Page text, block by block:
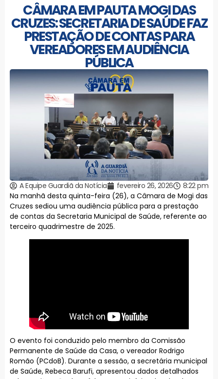
CÂMARA EM PAUTA MOGI DAS
CRUZES: SECRETARIA DE SAÚDE FAZ
PRESTAÇÃO DE CONTAS PARA
VEREADORES EM AUDIÊNCIA
PÚBLICA
A Equipe Guardiã da Notícia fevereiro 26, 2026
8:22 pm
Na manhã desta quinta-feira (26), a Câmara de Mogi das
Cruzes sediou uma audiência pública para a prestação
de contas da Secretaria Municipal de Saúde, referente ao
terceiro quadrimestre de 2025.
O evento foi conduzido pelo membro da Comissão
Permanente de Saúde da Casa, o vereador Rodrigo
Romão (PCdoB). Durante a sessão, a secretária municipal
de Saúde, Rebeca Barufi, apresentou dados detalhados